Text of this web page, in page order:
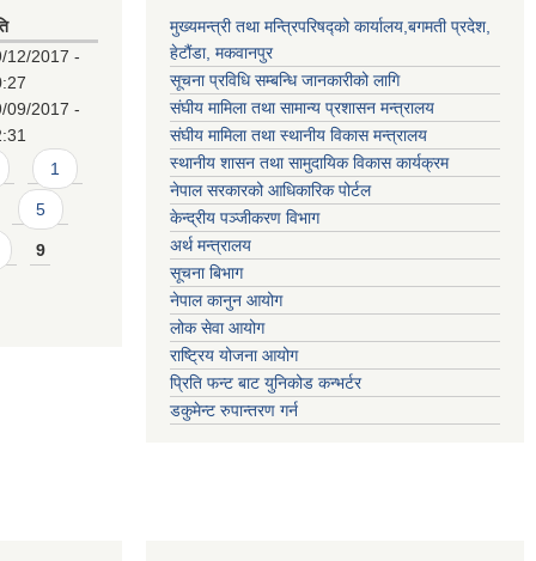
12/2017 -
09/2017 -
1
5
9
मुख्यमन्त्री तथा मन्त्रिपरिषद्को कार्यालय,बगमती प्रदेश,
हेटौंडा, मकवानपुर
सूचना प्रविधि सम्बन्धि जानकारीको लागि
संघीय मामिला तथा सामान्य प्रशासन मन्त्रालय
संघीय मामिला तथा स्थानीय विकास मन्त्रालय
स्थानीय शासन तथा सामुदायिक विकास कार्यक्रम
नेपाल सरकारको आधिकारिक पोर्टल
केन्द्रीय पञ्जीकरण विभाग
अर्थ मन्त्रालय
सूचना बिभाग
नेपाल कानुन आयोग
लोक सेवा आयोग
राष्ट्रिय योजना आयोग
प्रिति फन्ट बाट युनिकोड कन्भर्टर
डकुमेन्ट रुपान्तरण गर्न